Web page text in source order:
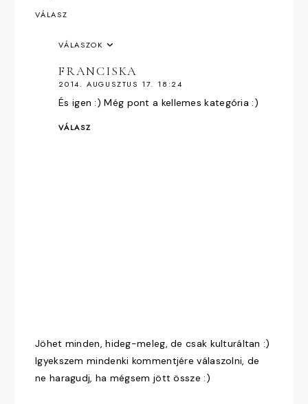
VÁLASZ
VÁLASZOK
FRANCISKA
2014. AUGUSZTUS 17. 18:24
És igen :) Még pont a kellemes kategória :)
VÁLASZ
Jöhet minden, hideg-meleg, de csak kulturáltan :)
Igyekszem mindenki kommentjére válaszolni, de
ne haragudj, ha mégsem jött össze :)